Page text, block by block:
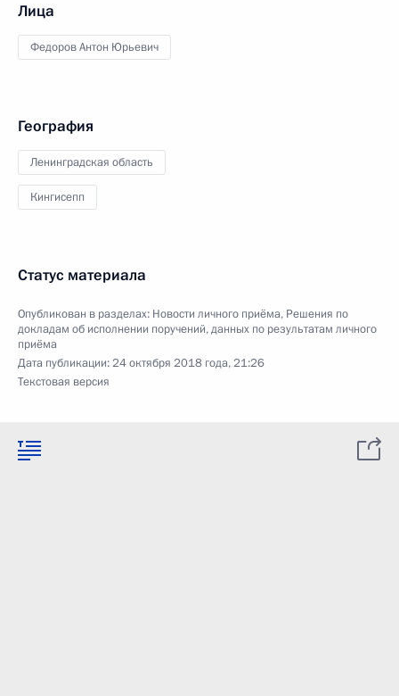
Лица
Федоров Антон Юрьевич
География
Ленинградская область
Кингисепп
Статус материала
Опубликован в разделах: Новости личного приёма, Решения по
докладам об исполнении поручений, данных по результатам личного
приёма
Дата публикации:24 октября 2018 года, 21:26
Текстовая версия